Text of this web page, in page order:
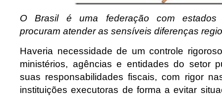
O Brasil é uma federação com estados
procuram atender as sensíveis diferenças
Haveria necessidade de um controle
ministérios, agências e entidades do setor
suas responsabilidades fiscais, com rigor
instituições executoras de forma a evitar